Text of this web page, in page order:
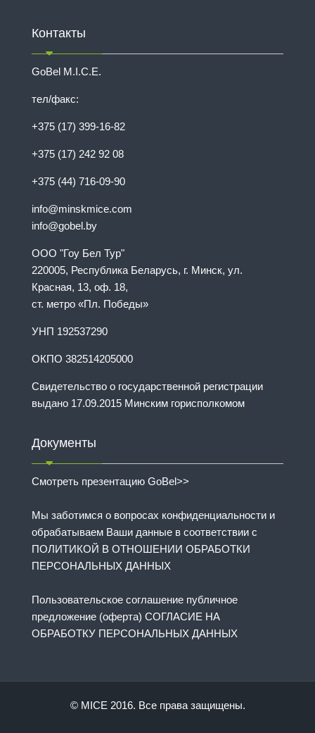
Контакты
GoBel M.I.C.E.
тел/факс:
+375 (17) 399-16-82
+375 (17) 242 92 08
+375 (44) 716-09-90
info@minskmice.com
info@gobel.by
ООО "Гоу Бел Тур"
220005, Республика Беларусь, г. Минск, ул.
Красная, 13, оф. 18,
ст. метро «Пл. Победы»
УНП 192537290
ОКПО 382514205000
Свидетельство о государственной регистрации
выдано 17.09.2015 Минским горисполкомом
Документы
Смотреть презентацию GoBel>>
Мы заботимся о вопросах конфиденциальности и
обрабатываем Ваши данные в соответствии с
ПОЛИТИКОЙ В ОТНОШЕНИИ ОБРАБОТКИ
ПЕРСОНАЛЬНЫХ ДАННЫХ
Пользовательское соглашение публичное
предложение (оферта) СОГЛАСИЕ НА
ОБРАБОТКУ ПЕРСОНАЛЬНЫХ ДАННЫХ
© MICE 2016. Все права защищены.